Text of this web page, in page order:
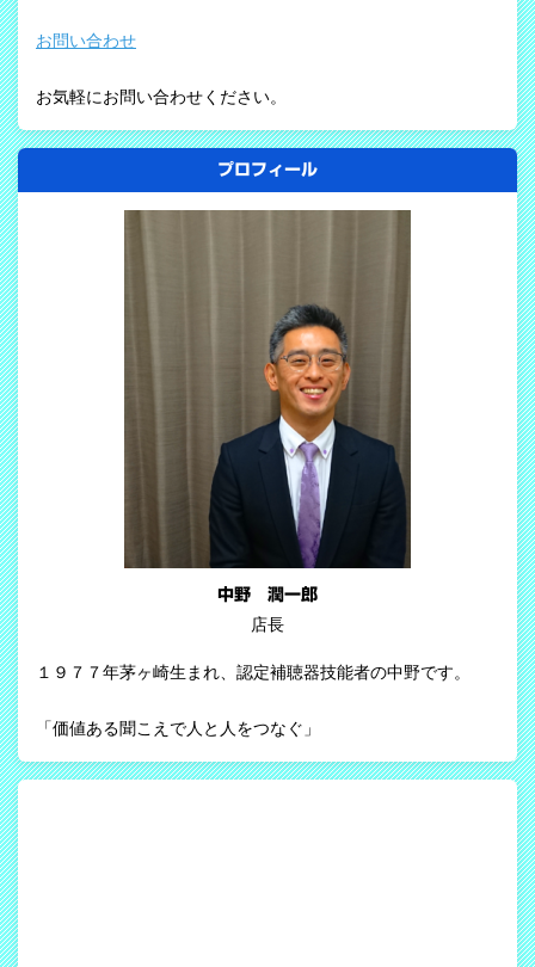
お問い合わせ
お気軽にお問い合わせください。
プロフィール
中野 潤一郎
店長
１９７７年茅ヶ崎生まれ、認定補聴器技能者の中野です。
「価値ある聞こえで人と人をつなぐ」